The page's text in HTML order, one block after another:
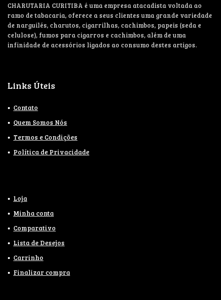
CHARUTARIA CURITIBA é uma empresa atacadista voltada ao
ramo de tabacaria, oferece a seus clientes uma grande variedade
de narguilés, charutos, cigarrilhas, cachimbos, papeis (seda e
celulose), fumos para cigarros e cachimbos, além de uma
infinidade de acessórios ligados ao consumo destes artigos.
Links Úteis
Contato
Quem Somos Nós
Termos e Condições
Política de Privacidade
Loja
Minha conta
Comparativo
Lista de Desejos
Carrinho
Finalizar compra